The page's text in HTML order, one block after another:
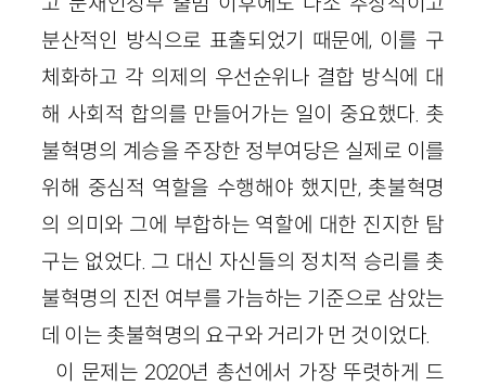
분산적인 방식으로 표출되었기 때문에, 이를 구
체화하고 각 의제의 우선순위나 결합 방식에 대
해 사회적 합의를 만들어가는 일이 중요했다. 촛
불혁명의 계승을 주장한 정부여당은 실제로 이를
위해 중심적 역할을 수행해야 했지만, 촛불혁명
의 의미와 그에 부합하는 역할에 대한 진지한 탐
구는 없었다. 그 대신 자신들의 정치적 승리를 촛
불혁명의 진전 여부를 가늠하는 기준으로 삼았는
데 이는 촛불혁명의 요구와 거리가 먼 것이었다.
이 문제는 2020년 총선에서 가장 뚜렷하게 드